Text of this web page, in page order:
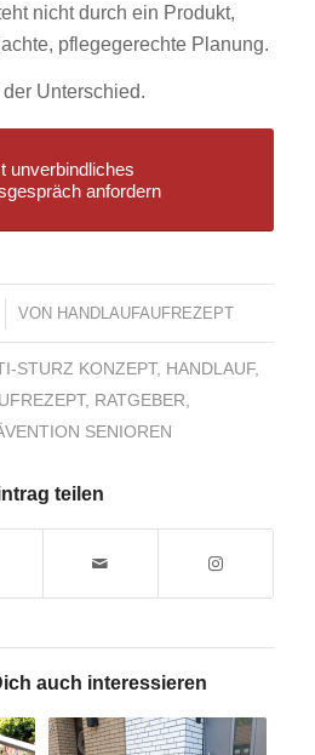
nicht durch ein Produkt,
pflegegerechte Planung.
Unterschied.
unverbindliches
anfordern
VON HANDLAUFAUFREZEPT
STURZ KONZEPT, HANDLAUF,
, RATGEBER
SENIOREN
teilen
auch interessieren